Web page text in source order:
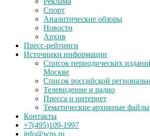
Спорт
Аналитические обзоры
Новости
Архив
Пресс-рейтинги
Источники информации
Список периодических
Москве
Список российской
Телевидение и радио
Пресса и интернет
Тематические архивные файлы
Контакты
+7(495)109-1997
info@wps.ru